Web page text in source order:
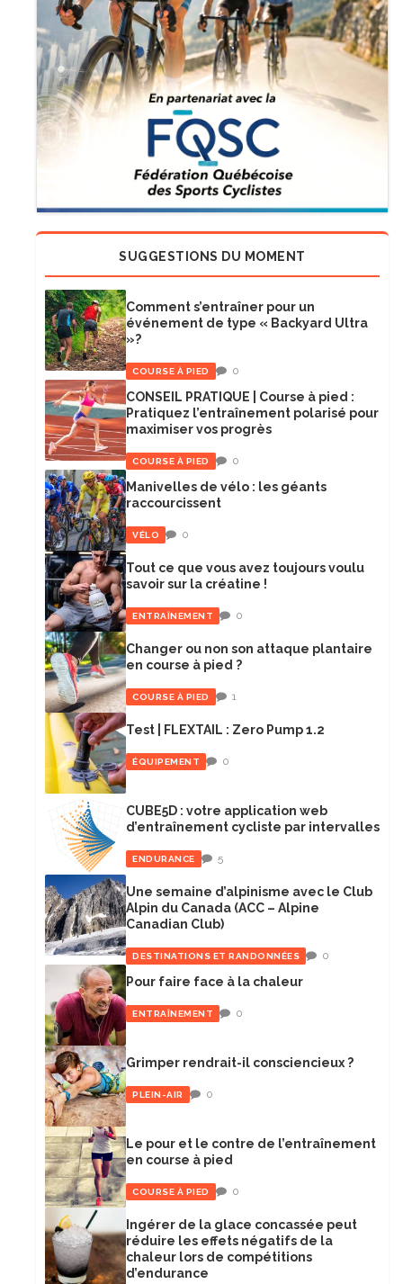
SUGGESTIONS DU MOMENT
Comment s’entraîner pour un
événement de type « Backyard Ultra
»?
COURSE À PIED 0
CONSEIL PRATIQUE | Course à pied :
Pratiquez l’entraînement polarisé pour
maximiser vos progrès
COURSE À PIED 0
Manivelles de vélo : les géants
raccourcissent
VÉLO 0
Tout ce que vous avez toujours voulu
savoir sur la créatine !
ENTRAÎNEMENT 0
Changer ou non son attaque plantaire
en course à pied ?
COURSE À PIED 1
Test | FLEXTAIL : Zero Pump 1.2
ÉQUIPEMENT 0
CUBE5D : votre application web
d’entraînement cycliste par intervalles
ENDURANCE 5
Une semaine d’alpinisme avec le Club
Alpin du Canada (ACC – Alpine
Canadian Club)
DESTINATIONS ET RANDONNÉES 0
Pour faire face à la chaleur
ENTRAÎNEMENT 0
Grimper rendrait-il consciencieux ?
PLEIN-AIR 0
Le pour et le contre de l’entraînement
en course à pied
COURSE À PIED 0
Ingérer de la glace concassée peut
réduire les effets négatifs de la
chaleur lors de compétitions
d’endurance